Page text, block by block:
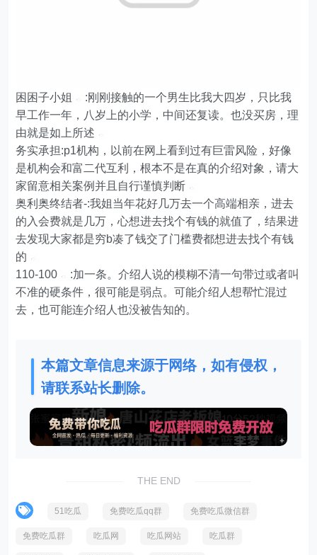
困困子小姐
:刚刚接触的一个男生比我大四岁，只比我
早工作一年，八岁上的小学，中间还复读。也没买房，理
由就是如上所述
务实承担:p1机构，以前在网上看到过有巨雷风险，好像
是机构会和富二代互利，根本不是在真的介绍对象，请大
家留意相关案例并且自行谨慎判断
奥利奥终结者-:我姐当年花好几万去一个高端相亲，进去
的入会费就是几万，心想进去找个有钱的就值了，结果进
去发现大家都是穷b凑了钱交了门槛费都想进去找个有钱
的
110-100
:加一条。介绍人说的模糊不清一句带过或者叫
不准的硬条件，很可能是弱点。可能介绍人想帮忙混过
去，也可能连介绍人也没被告知的。
本篇文章信息来源于网络，如有侵权，
请联系站长删除。
THE END
51吃瓜 免费吃瓜qq群 免费吃瓜微信群
免费吃瓜群 吃瓜网 吃瓜网站 吃瓜群